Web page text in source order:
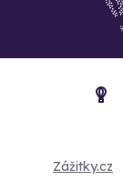
Zážitky.cz